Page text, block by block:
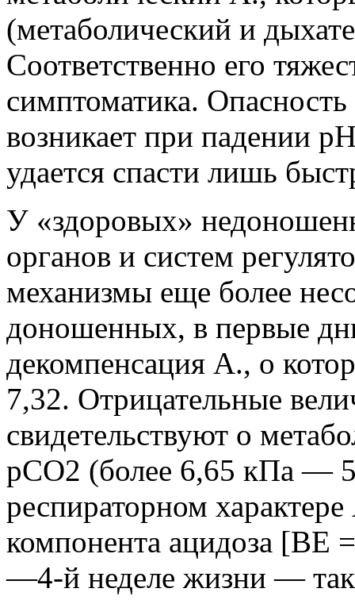
(метаболический и
Соответственно его
симптоматика.
возникает при падении
удается спасти лишь
У «здоровых»
органов и систем
механизмы еще более
доношенных, в первые
декомпенсация А., о
7,32. Отрицательные
свидетельствуют о
рСО2 (более 6,65 кПа —
респираторном
компонента ацидоза
—4-й неделе жизни —